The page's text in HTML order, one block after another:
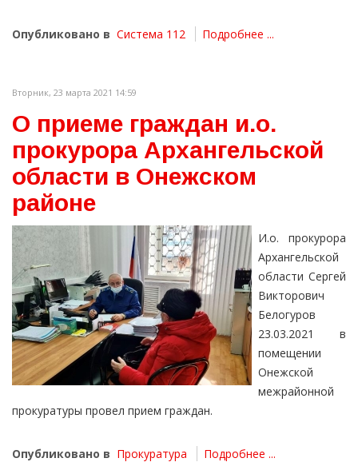
Опубликовано в Система 112 Подробнее ...
Вторник, 23 марта 2021 14:59
О приеме граждан и.о.
прокурора Архангельской
области в Онежском
районе
И.о. прокурора
Архангельской
области Сергей
Викторович
Белогуров
23.03.2021 в
помещении
Онежской
межрайонной
прокуратуры провел прием граждан.
Опубликовано в Прокуратура Подробнее ...